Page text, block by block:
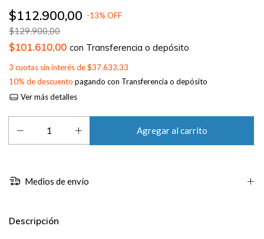
$112.900,00 -13% OFF
$129.900,00
$101.610,00 con Transferencia o depósito
3 cuotas sin interés de$37.633,33
10% de descuento pagando con Transferencia o depósito
Ver más detalles
Medios de envío
Descripción